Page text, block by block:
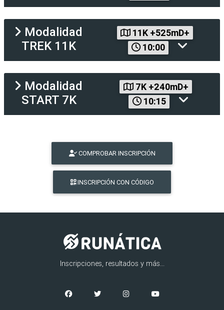
Modalidad
TREK 11K
11K +525mD+
10:00
Modalidad
START 7K
7K +240mD+
10:15
COMPROBAR INSCRIPCIÓN
INSCRIPCIÓN CON CÓDIGO
Inscripciones, resultados y más...